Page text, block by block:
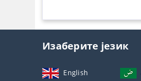
Изаберите језик
English